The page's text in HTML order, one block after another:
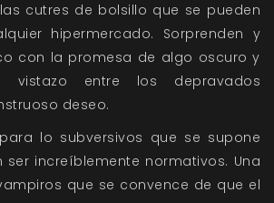
cutres de bolsillo que se pueden
hipermercado. Sorprenden y
con la promesa de algo oscuro y
vistazo entre los depravados
deseo.
lo subversivos que se supone
ser increíblemente normativos. Una
que se convence de que el